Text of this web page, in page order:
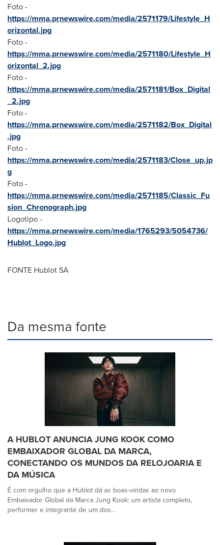
Foto -
https://mma.prnewswire.com/media/2571179/Lifestyle_H
orizontal.jpg
Foto -
https://mma.prnewswire.com/media/2571180/Lifestyle_H
orizontal_2.jpg
Foto -
https://mma.prnewswire.com/media/2571181/Box_Digital
_2.jpg
Foto -
https://mma.prnewswire.com/media/2571182/Box_Digital
.jpg
Foto -
https://mma.prnewswire.com/media/2571183/Close_up.jp
g
Foto -
https://mma.prnewswire.com/media/2571185/Classic_Fu
sion_Chronograph.jpg
Logotipo -
https://mma.prnewswire.com/media/1765293/5054736/
Hublot_Logo.jpg
FONTE Hublot SA
Da mesma fonte
A HUBLOT ANUNCIA JUNG KOOK COMO
EMBAIXADOR GLOBAL DA MARCA,
CONECTANDO OS MUNDOS DA RELOJOARIA E
DA MÚSICA
É com orgulho que a Hublot dá as boas-vindas ao novo
Embaixador Global da Marca Jung Kook: um artista completo,
performer e integrante de um dos...